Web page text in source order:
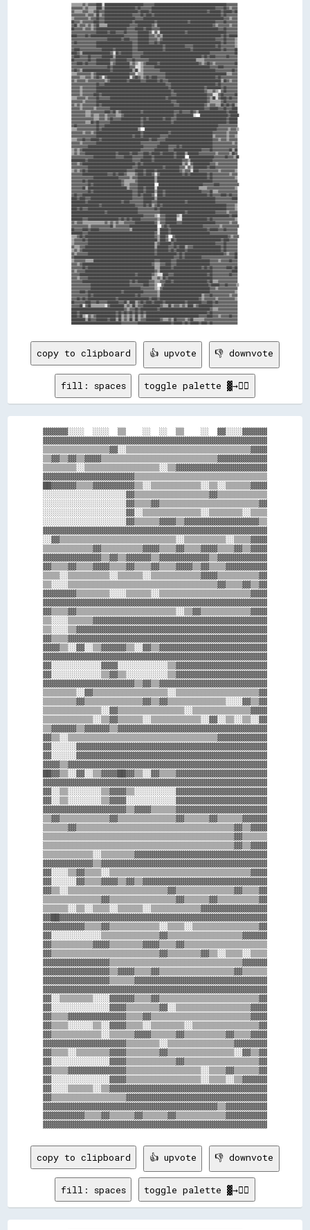
▒▒▒▒▒▒▒▒▓▓▒▒▓▓▓▓▓▓████░░████████████████████████████▓▓▓▓▓▓▓▓████████████████████████████████████████████████████▓▓▓▓▓▓▓▓
▓▓▓▓▓▓▓▓▒▒▓▓▒▒▒▒▒▒████▒▒██████████████████████▓▓██▓▓▓▓▓▓▓▓██████████████████████████████████████████████▓▓▓▓▓▓██▓▓▒▒▓▓▓▓
▓▓▒▒▒▒▒▒▓▓▓▓▒▒▒▒▓▓██▓▓▓▓████████████████████████▓▓██████▓▓████████████████████████████████████████▓▓████████▓▓██████▓▓██
▓▓▓▓▓▓▓▓▓▓▒▒▓▓▓▓▒▒██▒▒▓▓████████████████████▓▓▓▓▓▓██▓▓████▓▓████████████████████████████████████████████████▓▓██▓▓▓▓▓▓▓▓
▒▒▓▓▓▓▓▓▓▓▓▓▒▒▓▓▓▓██▓▓▓▓██████████████████████▓▓▓▓▓▓██████████████████████████████████████████████████████████▓▓▓▓▒▒▓▓▓▓
██▓▓▓▓▒▒▓▓▓▓▓▓▓▓████▓▓▓▓████████████████████▓▓██████████████▓▓██████████████████████▓▓██████████████████▓▓▓▓▓▓██▓▓▓▓▓▓▓▓
▓▓██▒▒▓▓▓▓▒▒▓▓▒▒▓▓██▒▒▒▒▒▒████████████████▓▓▓▓▓▓██████████▓▓▒▒████████████████████████████████████████▓▓▒▒▓▓▓▓▓▓▓▓▒▒▓▓▓▓
██▓▓▓▓▓▓▒▒▓▓▓▓▒▒▓▓██████████████████████▓▓▓▓▓▓██████▓▓████▓▓▓▓▓▓██████████████████████████████████████████▓▓▓▓██▓▓▓▓▓▓▓▓
▓▓▓▓▓▓▓▓▓▓▓▓▓▓▓▓▓▓████████▓▓████▓▓▓▓▓▓██▓▓▓▓▓▓▓▓████████▓▓░░▓▓░░██████████████████▓▓████████████████████████████▓▓▓▓▓▓▓▓
████▓▓▓▓▓▓██▓▓████████████████████████▓▓▓▓▓▓▓▓▓▓████████▓▓▓▓▒▒▓▓▒▒██████████████████████████████████████████▓▓██▓▓██████
▓▓▓▓▓▓▓▓▓▓▓▓▓▓▓▓▓▓▓▓▓▓▓▓▓▓██████████▓▓████▓▓▓▓▓▓████████▓▓▓▓▓▓▒▒▓▓██████████████████████████████████████▓▓▓▓▓▓██▓▓▓▓▓▓▒▒
▓▓██▓▓▓▓▓▓▓▓▓▓▓▓▓▓██████████████████████████▓▓▓▓████████▓▓▓▓██▓▓████████████████████████████████████████████▓▓██▓▓▓▓▓▓▒▒
▓▓▓▓▓▓▓▓▓▓▓▓▓▓▓▓▓▓██████████████████████████▓▓▓▓██████████████████▓▓██████████████▓▓▓▓▓▓████████████████▓▓██▓▓▓▓▓▓▓▓▓▓▒▒
▓▓████▓▓▓▓▓▓▓▓▓▓▓▓▓▓▓▓████████▓▓████████████▓▓▓▓██████████████████▓▓██████████████████▓▓████████████████████▓▓██▓▓▓▓▓▓██
████▓▓▒▒████████████████████▓▓░░██▓▓████████▓▓▓▓▓▓▓▓████████████████████████████████████████████████▓▓▓▓▓▓▓▓▓▓▓▓▓▓▓▓▓▓██
▓▓████▓▓▓▓▓▓██▓▓▓▓▓▓▓▓████████▒▒████████████▓▓▓▓▓▓████████████████████████████████████████████▓▓██▓▓████▓▓▓▓▓▓▓▓██▓▓▓▓▓▓
██▓▓▓▓▓▓▓▓▓▓██▓▓▓▓██████████▓▓▓▓████████▓▓▓▓██▓▓▓▓▓▓▓▓▓▓██████████████████████████████████▒▒▒▒▒▒▓▓▓▓▓▓▓▓▓▓▓▓▓▓▓▓▓▓▓▓▓▓▓▓
▓▓▓▓████▓▓██▓▓▓▓▓▓██████████▒▒▓▓██████████▒▒▓▓▒▒░░▒▒▓▓████████▓▓████████████████████████████▓▓▒▒▓▓██▓▓▒▒▓▓▓▓▓▓▓▓▓▓▓▓▓▓██
▓▓▓▓▓▓▓▓▓▓▓▓▓▓▓▓▓▓▓▓▓▓▓▓▓▓██▓▓████████████▓▓▓▓░░░░▒▒▓▓▓▓▓▓▓▓████████████████████████████████████████▓▓▓▓▓▓████▓▓▓▓▓▓▓▓▓▓
▓▓██▓▓▒▒████████████████████▓▓██████████████▒▒██░░▒▒▓▓▓▓▓▓▓▓▓▓▓▓████████████████████████████████████████▓▓▓▓▓▓▓▓▓▓▓▓██▓▓
▒▒▒▒▓▓▓▓▓▓▓▓▓▓▒▒▓▓████████████████████████▓▓▓▓░░▒▒▒▒▓▓▓▓▓▓▓▓▓▓▓▓▓▓▓▓████████████████████████████████████████████▒▒▒▒▓▓▓▓
▓▓▓▓▓▓▒▒▒▒▓▓▓▓▒▒▓▓██▓▓░░▓▓████████████████░░▓▓██▓▓▒▒▓▓██▓▓████▓▓▓▓▓▓████████████████████████████████████▓▓██▓▓▓▓▓▓▓▓▓▓▓▓
▓▓▒▒▓▓▓▓▓▓▒▒▓▓▓▓▓▓▓▓▓▓▓▓▒▒▓▓████████████▓▓████████▓▓▓▓████████▓▓██▓▓▓▓██████████████████████████████████████▒▒██▓▓▒▒▓▓▓▓
▓▓▓▓▓▓▓▓▓▓▓▓▓▓▓▓▓▓██▓▓▓▓████████████████████████████████████████████▓▓▓▓████████████████████████████████▓▓██▓▓▓▓▓▓▓▓▓▓▓▓
▓▓▓▓▓▓▒▒▓▓▓▓▓▓▓▓▓▓████████████████████████████████████████████████████▓▓████████████████████████▓▓██████████▓▓██▓▓▓▓▓▓▓▓
▓▓▓▓▓▓▒▒▓▓▓▓▓▓▓▓▓▓██████████████████████████████████████████████████████▓▓██████████████████████▓▓▒▒▒▒▓▓▒▒░░▓▓██▓▓▓▓▓▓▓▓
▓▓▓▓▓▓▒▒▓▓▓▓▓▓▓▓████▓▓██████████████████████████████████████████████████▓▓▓▓██████████████████████▓▓▓▓░░░░▓▓██▓▓▓▓▓▓▓▓██
▒▒▒▒▓▓▓▓▓▓▒▒▓▓▓▓▓▓██▓▓▓▓▓▓▓▓████████████████████████████████████████▓▓████████████████████████████▓▓▒▒██░░▓▓████▓▓██▓▓▓▓
▓▓▓▓▓▓▓▓▒▒▓▓▓▓▓▓▓▓██████████████████████████████████████████████████████▓▓▓▓██████████████████████▓▓▒▒▒▒▒▒▒▒▓▓██▓▓▓▓▓▓▓▓
▓▓▒▒▓▓▒▒▓▓▓▓▓▓▓▓▓▓██▓▓████████████████████████████████████████████████████▓▓▓▓██████████████████▓▓▒▒▓▓▓▓▒▒▒▒██▓▓██▓▓██▒▒
▓▓▓▓▓▓▒▒▓▓▓▓▓▓▓▓▒▒▓▓▓▓▓▓▓▓▓▓████████████████████████████████████████████████████████████████████▓▓▓▓██████▓▓▓▓██▓▓▓▓████
▓▓▓▓▓▓▓▓▓▓▒▒▒▒▓▓▓▓▓▓▓▓▓▓████▓▓██▒▒▓▓██████████████▓▓██████████████████████▓▓▓▓██▓▓▓▓▓▓██▓▓▒▒████████████████████▓▓██████
▓▓▓▓▓▓▓▓▓▓▒▒▒▒▓▓▒▒▒▒▓▓▓▓▒▒▓▓▓▓▓▓▒▒▒▒▓▓████████████████████████████████████▓▓████████████░░  ████████████████████▓▓██████
▓▓▓▓▓▓▓▓▓▓▓▓▓▓▓▓▒▒▒▒▓▓▓▓▒▒▓▓██▓▓▓▓▓▓██████████████▓▓██▓▓██████████▓▓████▓▓▓▓████████████████████████████████████▓▓██████
▓▓▓▓▓▓▓▓▓▓▒▒▒▒██▓▓██▓▓▓▓▓▓▓▓██████████████████████▓▓████████████████████▓▓██████████████████████████████████████▓▓██████
▓▓██▓▓▓▓▓▓▓▓▓▓▓▓▓▓██▓▓▓▓██████████████████████████▓▓██████████████████████████████████████████████████████▓▓▓▓▓▓▓▓▓▓▓▓▓▓
▒▒▒▒▓▓▓▓▓▓▓▓▓▓▓▓▓▓██▓▓██████████████████████████▒▒  ████████████████████████████████████████████████████▓▓▓▓▓▓▓▓▒▒▓▓▓▓▒▒
▓▓▓▓▓▓▓▓▒▒▓▓▓▓▒▒▓▓████████████████████████████████▓▓██████████████████▓▓██████████████████████████████▓▓▓▓▓▓▓▓▓▓▒▒▓▓▓▓▓▓
▓▓▓▓▓▓▓▓▓▓▓▓▓▓▓▓▓▓██████████████████████████▓▓████▓▓████████████▓▓▓▓▓▓████████████████████████████████▒▒▓▓▓▓▓▓▓▓▒▒▓▓▓▓▒▒
▒▒▒▒▓▓▓▓██▓▓▓▓██████▓▓██████████████████████████████████▓▓████▓▓▓▓▓▓██████████████████████████████████▓▓▓▓▒▒▓▓▓▓▒▒▓▓▓▓▓▓
▓▓▓▓▓▓▒▒▓▓▓▓▓▓▓▓▓▓████████████████████████████████▓▓▓▓▓▓▓▓▓▓▓▓▓▓██████████████████████████████████████▓▓▓▓▓▓▓▓▓▓▓▓▓▓▒▒▓▓
▓▓▓▓▓▓▓▓▓▓▓▓████████████████████████████████████████▓▓▓▓▓▓▓▓▓▓████████▓▓▓▓▓▓██▓▓██████████████████████▓▓▓▓▓▓▓▓▓▓▓▓▓▓▓▓▓▓
▒▒▓▓▒▒▓▓██████████████████████████████████████████▓▓▓▓▓▓▓▓▓▓██████████▓▓▓▓████████████████████▓▓▓▓▓▓██▓▓▓▓▓▓▓▓▓▓▓▓██▒▒██
▒▒▓▓▒▒▓▓▓▓██████████████████████▓▓████████▓▓████▓▓▓▓████▓▓██████▓▓████████▓▓██████▒▒████████▓▓▓▓▓▓▓▓▓▓▓▓▒▒▓▓▓▓▓▓▓▓▒▒██▓▓
▓▓▓▓▓▓▓▓▓▓▓▓▓▓▓▓████████████████▓▓▓▓▓▓██████▓▓▓▓▓▓▓▓██████▓▓██████████████▓▓██████  ██████████████████▓▓▓▓▓▓▓▓██▓▓▓▓▒▒██
██████████▓▓████████████████████████████████▓▓▓▓▓▓████████▓▓████████████████████▓▓▓▓▒▒████████████████▓▓▓▓▓▓▓▓▓▓▓▓▓▓▓▓▓▓
▓▓▓▓▒▒▓▓██████████████████████████████████████▓▓██▓▓████████████████████████████▒▒▓▓░░▓▓████████████▓▓▓▓▒▒▓▓▓▓▓▓▓▓▓▓▓▓▓▓
▓▓▓▓▓▓▓▓▓▓▓▓████████████████████████████████▓▓▓▓██████████████████▓▓██████████▓▓▓▓░░▓▓▒▒██████████▓▓████▓▓▓▓▓▓▓▓▓▓▓▓▓▓▓▓
▒▒▓▓▒▒▓▓██▓▓████████████████████████████▓▓▓▓▓▓██████▓▓██████▓▓████████████████▓▓▒▒▓▓▓▓░░████▓▓▓▓▓▓▓▓▓▓▓▓▓▓▒▒▓▓▓▓▓▓▓▓▓▓▒▒
▓▓▓▓▓▓▓▓██████████████████▓▓▓▓██▓▓████▓▓▒▒▒▒▒▒▓▓████▓▓████▓▓░░▓▓████████████████▓▓██▓▓████████████▓▓██▓▓▓▓▓▓▓▓▓▓▓▓▒▒▓▓▓▓
▓▓▓▓▓▓▓▓▓▓▓▓▓▓▓▓██████████████████▓▓▓▓▓▓▓▓▒▒▓▓▓▓████████████▒▒████████████████████████████████████▓▓██▓▓▓▓▓▓▓▓▓▓▓▓▓▓▓▓▒▒
▓▓▓▓▓▓▓▓██▓▓████████████████████████▓▓▒▒▒▒▒▒▒▒▓▓████████████▒▒████████████████████████████████████████▓▓▓▓▓▓▓▓▓▓▓▓▓▓▓▓▓▓
▓▓▓▓▓▓▓▓▓▓▓▓██▓▓████████████████████▓▓▒▒▒▒▓▓▓▓▓▓████████████  ████████████████████████████████▓▓▓▓▓▓▓▓████▓▓▓▓▓▓▓▓▓▓▓▓▓▓
▓▓▓▓▓▓▓▓██▒▒████████████████████████████▒▒▓▓▓▓▓▓████▓▓██████░░██████████████████████████████▒▒▒▒▒▒▓▓▓▓▓▓▓▓▓▓▓▓▓▓▓▓▓▓▓▓▒▒
▓▓▓▓▓▓▓▓▓▓▓▓██▓▓████████████████████████████▓▓▓▓████▓▓██████▒▒████▓▓██████████████████████████▓▓▓▓▓▓██▒▒▒▒▓▓▓▓▓▓▓▓▓▓▓▓▓▓
▓▓██▓▓▓▓████████████████████████████████████▓▓▓▓██▓▓██████▓▓░░████▓▓██████████████████████████████▓▓██▓▓▓▓▓▓████▓▓██▓▓▓▓
████▓▓████▓▓▓▓██████████████████████████████▓▓▓▓▓▓▓▓████████▒▒██████████████████████████████████████████▓▓▓▓▓▓▓▓▓▓▓▓████
██████████▓▓████████████████████████▓▓████▓▓▓▓▓▓▓▓▓▓██████▓▓▓▓████████████████████▓▓████████████████████▓▓▓▓▓▓▓▓▓▓▓▓▓▓▓▓
████████████████████▓▓████████████████████████▓▓▓▓▓▓██▓▓██▒▒▓▓██▓▓██████████████████████████████████████████████▓▓▓▓▓▓▒▒
████▓▓██▓▓▓▓████████████████████████████████████▓▓▓▓▓▓▓▓▓▓▓▓██▓▓████████████████████████████████████████████████▓▓▓▓▓▓▒▒
████████████████████████▓▓██████████████████████▓▓▓▓▓▓▓▓▓▓▓▓▓▓▓▓██████████████████▓▓████████████████████▓▓▓▓▓▓▓▓▒▒▓▓▓▓▓▓
████████████████████████████████████████████████████▓▓▓▓▓▓▓▓▒▒░░▓▓▓▓████████▒▒░░██████████████████████████████████▓▓████
████████▓▓▓▓██████████████████████▓▓██▓▓██▓▓██████▓▓▓▓▓▓▓▓▓▓▓▓▒▒▓▓▓▓████████░░░░██████████████████▓▓██▓▓▓▓▓▓▓▓▓▓▓▓▓▓▓▓▒▒
▓▓▒▒▓▓▓▓▒▒▒▒▒▒▒▒▒▒▒▒▒▒▒▒▓▓▒▒▓▓▒▒▓▓▒▒▒▒▓▓▓▓▓▓▓▓██████████████▓▓░░▓▓▓▓████████▓▓▓▓████████████████████████▓▓▓▓▓▓▓▓▓▓▒▒▓▓▓▓
▓▓▓▓▓▓▓▓▓▓▓▓▒▒▓▓▓▓▓▓▓▓▓▓▓▓▓▓██▒▒▓▓▓▓▓▓▓▓▓▓████████████████████  ▓▓██▓▓████████████████████████▓▓▓▓▓▓▓▓▓▓▓▓▒▒▓▓▓▓▓▓▓▓▓▓▓▓
██▓▓▓▓▓▓████▓▓██████▓▓▓▓▓▓▓▓▓▓▓▓▓▓▓▓▓▓▓▓▓▓▒▒██████████████████░░██████▓▓██████████████████████████▓▓██████▓▓▓▓██▓▓▓▓▓▓▓▓
████████▓▓▓▓████████████████████████████████████████████████▓▓░░██████▓▓████████████████████████████▓▓▓▓▓▓▓▓▓▓▓▓▓▓▓▓▓▓▓▓
▒▒▒▒▓▓██▓▓██████████████████████████████████████████████████▓▓▒▒████▓▓  ▓▓██████████████████████████████████████▓▓▒▒▓▓▓▓
▒▒▓▓▓▓▓▓██▓▓██████████████████████████████████████████████████▒▒████▓▓░░██▓▓████████████████████████████████▓▓████▓▓▓▓▓▓
▒▒▓▓▓▓▓▓▓▓▓▓████████████████████████████████████████████████▒▒▓▓████████▓▓██████████████████████████████▓▓▓▓▓▓██▓▓▓▓▓▓▓▓
▓▓▒▒▒▒▓▓▓▓██████████████████████████████████████████████████▒▒████████▓▓▓▓██▓▓████▒▒▓▓▓▓████████████████████▓▓██▓▓▓▓▓▓▓▓
▒▒▓▓▒▒▓▓████████████████████████████████████████████████████▓▓████████▓▓██▓▓██████▓▓████████████████████████▓▓██▓▓▓▓▓▓▓▓
▓▓▒▒▓▓▓▓▓▓▓▓████████████████████████████████████████████████▓▓██████████████▓▓██▓▓████████████████████████████▓▓▒▒▓▓▓▓██
▓▓████████████████████████████████████████████████████████████████████████▓▓▓▓██▓▓████████████▓▓▓▓▓▓▓▓▓▓▓▓▓▓▓▓▓▓▓▓▓▓▓▓██
▒▒▓▓▓▓▓▓▓▓▒▒▒▒▒▒████████████████████████████████████████████▓▓▓▓████████▓▓▓▓████████████████████████▓▓▓▓▓▓▒▒▓▓▓▓▓▓██▓▓▓▓
▓▓▓▓▒▒▓▓██████████████████████████████████████████████████▓▓▒▒▒▒▓▓▓▓████▓▓▓▓████████████████████████▓▓▓▓▓▓▓▓▓▓▓▓▓▓▓▓▓▓▓▓
▓▓▓▓▓▓▓▓██▓▓████████████████████████████████████████████████▒▒▒▒████████▓▓████████████████████▓▓██▓▓██▓▓▓▓▓▓▓▓▓▓████▓▓██
▓▓▒▒▓▓▓▓▓▓██████████████████████████████████████████████████▓▓▒▒██████████████████████████████████████▓▓▓▓▓▓▓▓▓▓▓▓▓▓████
▓▓▓▓▓▓████████████████████████████████████████▓▓██████████▓▓▒▒░░░░████▓▓▓▓████████████████████████▓▓██▓▓▓▓▓▓▓▓▓▓▓▓██▓▓▓▓
▓▓▓▓▒▒▓▓▓▓▓▓██████████████████████████████████████████████▒▒▒▒▓▓▒▒██▓▓████████████████████████████████▓▓▓▓▓▓▓▓▓▓▓▓▓▓▓▓▓▓
▓▓▓▓▓▓▓▓██████████████████████████████████▓▓██▓▓████████▓▓▓▓▒▒▒▒▓▓▓▓████▓▓████████████████████████▓▓██▒▒▒▒▓▓▓▓▓▓▓▓▓▓▓▓▓▓
▓▓▓▓▓▓▓▓▓▓▓▓▓▓████████████████████████████▓▓▓▓▓▓▓▓▓▓████▓▓▓▓▒▒  ▓▓████████████████████████████████▓▓██████▓▓▓▓██▓▓▓▓▓▓▒▒
▓▓▓▓▓▓▓▓▓▓▓▓▓▓████████████████████████████████████▓▓▓▓▓▓▓▓▓▓▒▒░░▓▓████████████
copy to clipboard 👍 upvote 👎 downvote
fill: spaces toggle palette ▓→✊🏽
▓▓▓▓▓▓░░░░  ░░░░  ▒▒    ░░  ░░  ▒▒    ░░  ▓▓░░░░▓▓▓▓▓▓
▓▓▓▓▓▓▓▓▓▓▓▓▓▓▓▓▓▓▓▓▓▓▓▓▓▓▓▓▓▓▓▓▓▓▓▓▓▓▓▓▓▓▓▓▓▓▓▓▓▓▓▓▓▓
▒▒▒▒▒▒▒▒▒▒▒▒▒▒▒▒▓▓░░▒▒▒▒▒▒▒▒▒▒▒▒▒▒▒▒▒▒▒▒▒▒▒▒▒▒▒▒▒▒▓▓▓▓
▒▒▓▓▒▒▓▓▒▒▓▓▓▓▒▒▒▒▒▒▒▒▒▒▒▒▒▒▒▒▒▒▒▒▒▒▒▒▒▒▒▒▓▓▓▓▓▓▓▓▓▓▓▓
▒▒▒▒▒▒▒▒░░▒▒▒▒▒▒▒▒▒▒▒▒▒▒▒▒▒▒░░▒▒▓▓▓▓▓▓▓▓▓▓▓▓▓▓▓▓▓▓▓▓▓▓
▓▓▓▓▓▓▓▓▓▓▓▓▓▓▓▓▓▓▓▓▓▓▒▒▒▒▒▒▒▒▒▒▒▒▒▒▒▒▒▒▒▒▒▒▒▒▒▒▒▒▒▒▒▒
██▓▓▓▓▓▓▒▒▒▒▓▓▓▓▓▓▓▓▓▓▒▒░░▒▒▒▒▒▒▒▒▒▒▒▒░░▒▒░░▒▒▒▒▒▒▓▓▓▓
░░░░░░░░░░░░░░░░░░░░▓▓▒▒▒▒▒▒▒▒▒▒▒▒▒▒▒▒▒▒▓▓▒▒▒▒▒▒▒▒▒▒▒▒
░░░░░░░░░░░░░░░░░░░░▓▓▒▒▒▒▓▓▒▒▒▒▒▒▒▒▒▒▒▒▒▒▒▒▒▒▒▒▒▒▒▒▓▓
░░░░░░░░░░░░░░░░░░░░▓▓░░▒▒▒▒▒▒▒▒▒▒▒▒▒▒░░▒▒▒▒▒▒▒▒░░▒▒▒▒
░░░░░░░░░░░░░░░░░░░░▓▓▒▒▒▒▒▒▓▓▓▓▒▒▓▓▓▓▓▓▓▓▓▓▓▓▓▓▓▓▓▓▒▒
▓▓▓▓▓▓▓▓▓▓▓▓▓▓▓▓▓▓▓▓▓▓▓▓▓▓▓▓▓▓▓▓▓▓▓▓▓▓▓▓▓▓▓▓▓▓▓▓▓▓▓▓▓▓
░░▓▓▒▒▒▒▒▒▒▒▒▒▒▒▒▒▒▒▒▒▒▒▒▒▒▒▒▒▒▒░░▒▒▒▒▒▒▒▒▒▒░░▒▒▒▒▓▓▓▓
▒▒▒▒▒▒▒▒▒▒▒▒▓▓▒▒▒▒▒▒▒▒▒▒▓▓▓▓▒▒▒▒▓▓▒▒▒▒▓▓▓▓▒▒▒▒▓▓▒▒▓▓▓▓
▓▓▓▓▓▓▓▓▓▓▓▓▓▓▒▒▓▓▒▒▓▓▓▓▓▓▒▒▓▓▓▓▓▓▓▓▓▓▓▓▒▒▓▓▓▓▓▓▓▓▓▓▓▓
▓▓▒▒▒▒▓▓▒▒▒▒▓▓▓▓▒▒▒▒▓▓▒▒▒▒▓▓▒▒▒▒▓▓▓▓▒▒▓▓▒▒▒▒▓▓▓▓▓▓▓▓▓▓
▒▒▒▒░░▒▒▒▒▒▒▒▒▒▒░░▒▒▒▒▒▒░░▒▒▒▒▒▒▒▒▒▒▒▒▓▓▓▓▒▒▒▒▒▒▒▒▒▒▓▓
▒▒░░░░▒▒▒▒▒▒▒▒▒▒▒▒▒▒▒▒▒▒▒▒▒▒▒▒▒▒▒▒▒▒▒▒▒▒▒▒▓▓▒▒▒▒▓▓▒▒▓▓
▓▓▓▓▓▓▓▓▒▒▒▒▒▒▒▒░░░░▒▒▒▒▒▒░░▒▒▒▒▒▒▒▒▒▒▒▒▒▒▒▒▒▒▒▒▒▒▓▓▓▓
▓▓▓▓▓▓▓▓▓▓▓▓▓▓▓▓▓▓▓▓▓▓▓▓▓▓▓▓▓▓▓▓▓▓▓▓▓▓▓▓▓▓▓▓▓▓▓▓▓▓▓▓▓▓
▓▓▒▒▒▒▓▓▒▒▒▒▒▒▒▒▒▒▒▒▒▒▒▒▒▒▒▒▒▒▒▒░░▒▒▓▓▒▒▒▒▒▒▒▒▒▒▒▒▓▓▓▓
▒▒░░░░▒▒▒▒▒▒▓▓▓▓▓▓▓▓▓▓▓▓▓▓▓▓▓▓▓▓▓▓▓▓▓▓▓▓▓▓▓▓▓▓▓▓▓▓▓▓▓▓
▒▒░░░░▒▒▓▓▓▓▓▓▓▓▓▓▓▓▓▓▓▓▓▓▓▓▓▓▓▓▓▓▓▓▓▓▓▓▓▓▓▓▓▓▓▓▓▓▓▓▓▓
▓▓▒▒▒▒▓▓▓▓▓▓▓▓▓▓▓▓▓▓▓▓▓▓▓▓▓▓▓▓▓▓▓▓▓▓▓▓▓▓▓▓▓▓▓▓▓▓▓▓▓▓▓▓
▓▓▓▓▒▒░░▓▓░░▒▒▓▓▓▓▓▓▒▒░░▓▓▒▒▓▓▓▓▓▓▓▓▓▓▓▓▓▓▓▓▓▓▓▓▓▓▓▓▓▓
▓▓▓▓▓▓▓▓▓▓▓▓▓▓▓▓▓▓▓▓▓▓▓▓▓▓▓▓▓▓▓▓▓▓▓▓▓▓▓▓▓▓▓▓▓▓▓▓▓▓▓▓▓▓
▓▓░░░░░░░░░░░░▓▓▓▓░░░░░░░░░░░░▒▒▓▓▓▓▓▓▓▓▓▓▓▓▓▓▓▓▓▓▓▓▓▓
▓▓░░░░░░░░░░░░▒▒▓▓▒▒░░░░░░░░░░▒▒▓▓▓▓▓▓▓▓▓▓▓▓▓▓▓▓▓▓▓▓▓▓
▓▓▓▓▓▓▓▓▓▓▓▓▓▓▓▓▓▓▓▓▓▓▒▒▓▓▒▒▓▓▓▓▓▓▓▓▓▓▓▓▓▓▓▓▓▓▓▓▓▓▓▓▓▓
▒▒▒▒▒▒▒▒░░▓▓▒▒▒▒▒▒▒▒▒▒▒▒▒▒▒▒▒▒░░▒▒▒▒▒▒▒▒▒▒▒▒▒▒▒▒▒▒▒▒▓▓
▒▒▒▒▒▒▒▒▓▓▒▒▒▒▒▒▒▒▒▒▒▒▒▒▓▓▒▒▓▓▒▒▒▒▒▒▒▒▒▒▒▒▒▒░░░░▓▓▒▒▓▓
▒▒▒▒▒▒▒▒▒▒▒▒▒▒░░▓▓▒▒▒▒▒▒▒▒▒▒▒▒▒▒▒▒░░▒▒▒▒▒▒▒▒▒▒▒▒▒▒▓▓▓▓
▒▒▒▒▒▒▒▒▒▒▒▒░░▒▒▓▓▒▒▒▒▒▒░░▒▒▒▒▒▒▒▒▒▒▒▒░░▓▓░░▒▒░░▒▒░░▓▓
▒▒▓▓▓▓▓▓▒▒▓▓▓▓▓▓▒▒▓▓▓▓▓▓▓▓▓▓▓▓▓▓▓▓▓▓▓▓▓▓▓▓▓▓▓▓▓▓▓▓▓▓▓▓
▓▓▒▒░░▒▒▒▒▒▒▒▒▒▒▒▒▒▒▒▒▒▒▒▒▒▒▒▒▒▒▒▒▒▒▒▒▒▒▒▒▓▓▓▓▓▓▓▓▓▓▓▓
▓▓░░░░░░▓▓▓▓▓▓▓▓▓▓▓▓▓▓▓▓▓▓▓▓▓▓▓▓▓▓▓▓▓▓▓▓▓▓▓▓▓▓▓▓▓▓▓▓▓▓
▓▓░░░░░░▓▓▓▓▓▓▓▓▓▓▓▓▓▓▓▓▓▓▓▓▓▓▓▓▓▓▓▓▓▓▓▓▓▓▓▓▓▓▓▓▓▓▓▓▓▓
▓▓▓▓▒▒▓▓▓▓▓▓▓▓▓▓▓▓▓▓▓▓▓▓▓▓▓▓▓▓▓▓▓▓▓▓▓▓▓▓▓▓▓▓▓▓▓▓▓▓▓▓▓▓
██▓▓▒▒░░▓▓░░▒▒▓▓▓▓██▓▓▒▒░░▓▓▒▒▒▒▓▓▓▓▓▓▓▓▓▓▓▓▓▓▓▓▓▓▓▓▓▓
▓▓▓▓▓▓▓▓▓▓▓▓▓▓▓▓▓▓▓▓▓▓▓▓▓▓▓▓▓▓▓▓▓▓▓▓▓▓▓▓▓▓▓▓▓▓▓▓▓▓▓▓▓▓
▓▓░░▒▒░░░░░░░░▒▒▓▓▓▓▒▒░░░░░░░░░░▓▓▓▓▓▓▓▓▓▓▓▓▓▓▓▓▓▓▓▓▓▓
▓▓░░▒▒░░░░░░░░▒▒▓▓▓▓░░░░░░░░░░░░▓▓▓▓▓▓▓▓▓▓▓▓▓▓▓▓▓▓▓▓▓▓
▓▓▓▓▓▓▓▓▓▓▓▓▓▓▓▓▓▓▓▓▒▒▓▓▓▓▒▒▒▒▒▒▓▓▓▓▓▓▓▓▓▓▓▓▓▓▓▓▓▓▓▓▓▓
▒▒▓▓▒▒▒▒▒▒▒▒▒▒▒▒▓▓▒▒▒▒▒▒▒▒▒▒▒▒▒▒▓▓▒▒▒▒▒▒▓▓▒▒▒▒▒▒▓▓▓▓▓▓
▒▒▒▒▒▒▓▓▒▒▒▒▒▒▒▒▒▒▒▒▒▒▒▒▒▒▒▒▒▒▒▒▒▒▒▒▒▒▒▒▒▒▒▒▒▒▓▓▒▒▓▓▓▓
▒▒▒▒▒▒▒▒▒▒▒▒▒▒▒▒▒▒▒▒▒▒▒▒▒▒▒▒▒▒▒▒▒▒▒▒▒▒▒▒▒▒▒▒▒▒▓▓▒▒▒▒▒▒
▒▒▒▒▒▒▒▒▒▒▒▒▒▒▒▒▒▒▒▒▒▒▒▒▒▒▒▒▒▒▒▒▒▒▒▒▒▒▒▒▒▒▒▒▒▒▓▓▒▒▓▓▓▓
▒▒▒▒▒▒▒▒▒▒▒▒░░▒▒▒▒▒▒▒▒▓▓▓▓▓▓▓▓▓▓▓▓▓▓▓▓▓▓▓▓▓▓▓▓▓▓▓▓▓▓▓▓
▓▓▓▓▓▓▓▓▓▓▓▓▒▒▓▓▓▓▓▓▓▓▓▓▓▓▓▓▓▓▓▓▓▓▓▓▓▓▓▓▓▓▓▓▓▓▓▓▓▓▓▓▓▓
▓▓░░░░▒▒▓▓▒▒▒▒░░▒▒▒▒▒▒▒▒▒▒▒▒▒▒▒▒▒▒▒▒▒▒▒▒▒▒▒▒▒▒▒▒▒▒▓▓▓▓
▓▓░░░░░░▓▓▒▒▒▒▓▓▓▓▒▒▓▓▒▒▓▓▓▓▓▓▓▓▓▓▓▓▓▓▓▓▓▓▓▓▓▓▓▓▓▓▓▓▓▓
▓▓▒▒░░▒▒▒▒▒▒▒▒▒▒▒▒▒▒▒▒▒▒▒▒▒▒▒▒▓▓▒▒▒▒▒▒▒▒▒▒▒▒▒▒▓▓▒▒▒▒▓▓
▒▒▒▒▒▒▒▒▒▒▒▒▒▒▓▓▒▒▒▒▒▒▒▒▒▒▒▒▒▒▒▒▓▓▒▒▒▒▒▒▓▓▒▒▒▒▒▒▒▒▒▒▓▓
▒▒▒▒▒▒░░▒▒░░▒▒▒▒░░▒▒▒▒▒▒░░▒▒▒▒▒▒▒▒▒▒▒▒▓▓▓▓▓▓▓▓▓▓▓▓▓▓▓▓
▓▓██▓▓▓▓▓▓▓▓▓▓▓▓▓▓▓▓▓▓▓▓▓▓▓▓▓▓▓▓▓▓▓▓▓▓▓▓▓▓▓▓▓▓▓▓▓▓▓▓▓▓
▓▓▓▓▓▓▓▓▓▓▒▒▒▒▓▓▒▒▒▒▒▒▒▒▒▒▒▒░░▒▒▒▒░░▒▒▒▒▒▒▒▒▒▒▒▒▒▒▒▒▓▓
▓▓░░░░░░░░░░░░▒▒▒▒▒▒▒▒▒▒▒▒▒▒▓▓▒▒▒▒▒▒▒▒▒▒▒▒▒▒▒▒▒▒▓▓▓▓▓▓
▓▓▒▒▒▒▒▒▒▒▒▒▓▓▓▓▒▒▒▒▒▒▒▒▓▓▓▓▒▒▒▒▓▓▒▒▒▒▒▒▒▒▒▒▒▒▒▒▒▒▒▒▒▒
▓▓▒▒▒▒▒▒▒▒▒▒▒▒▒▒▒▒▒▒▒▒▒▒▒▒▒▒▓▓▒▒▒▒▒▒▒▒▓▓▒▒░░▒▒▒▒░░▒▒▒▒
▓▓▓▓▓▓▓▓▓▓▓▓▓▓▓▓▒▒▒▒▒▒▒▒▒▒▒▒▒▒▒▒▒▒▒▒▒▒▒▒▒▒▒▒▒▒▒▒▓▓▓▓▓▓
▓▓▓▓▓▓▓▓▓▓▓▓▓▓▓▓▒▒▓▓▓▓▒▒▒▒▓▓▒▒▒▒▒▒▒▒▒▒▒▒▒▒▒▒▒▒▓▓▒▒▒▒▒▒
▓▓▓▓▓▓▓▓▓▓▓▓▓▓▓▓▒▒▒▒▒▒▓▓▓▓▓▓▓▓▓▓▓▓▓▓▓▓▓▓▓▓▓▓▓▓▓▓▓▓▓▓▓▓
▓▓▓▓▓▓▓▓▓▓▓▓▓▓▓▓▓▓▓▓▓▓▓▓▓▓▓▓▓▓▓▓▓▓▓▓▓▓▓▓▓▓▓▓▓▓▓▓▓▓▓▓▓▓
▓▓░░▒▒▒▒▒▒▒▒░░░░▓▓▓▓▓▓▒▒▒▒▓▓▒▒▒▒▒▒▒▒▒▒▒▒▒▒▒▒▒▒▒▒▒▒▒▒▓▓
▓▓░░░░░░░░░░░░░░▓▓▓▓▒▒▒▒▒▒▒▒▓▓░░▒▒▒▒▒▒▒▒▒▒▒▒▒▒▒▒▒▒▓▓▓▓
▓▓▒▒▒▒▓▓▓▓▓▓▓▓▓▓▓▓▓▓▒▒▒▒▓▓▒▒▒▒▒▒▒▒▒▒▒▒▒▒▒▒▒▒▒▒▒▒▒▒▓▓▓▓
▓▓▒▒▒▒░░░░░░▒▒░░▓▓▓▓▒▒▒▒░░▒▒▒▒▒▒▒▒░░▒▒▒▒▒▒▒▒▒▒▒▒▒▒▒▒▓▓
▓▓▒▒▒▒▒▒▒▒▒▒▒▒░░▒▒▒▒▒▒▓▓▓▓▒▒▒▒▒▒▓▓▒▒▒▒▒▒▒▒▒▒▓▓▒▒▒▒▓▓▓▓
▓▓▓▓▓▓▓▓▓▓▓▓▓▓▓▓▓▓▓▓▒▒▒▒▒▒▒▒░░▒▒▒▒▒▒▒▒▒▒▒▒▒▒▒▒▓▓▓▓▓▓▓▓
▓▓▒▒▒▒░░▒▒▒▒▒▒▒▒▓▓▓▓▒▒▒▒▒▒▒▒▓▓▒▒▒▒▒▒▒▒▒▒▒▒▒▒▒▒░░▓▓▒▒▓▓
▓▓░░░░░░░░░░░░░░▓▓▓▓▒▒▒▒▒▒▒▒▒▒▒▒▓▓▒▒▒▒▒▒▒▒▒▒▒▒▒▒▒▒▒▒▓▓
▓▓▒▒▒▒▓▓▓▓▓▓▓▓▓▓▓▓▓▓▒▒▒▒▒▒▒▒▒▒▒▒▒▒▒▒▒▒░░▒▒▒▒▓▓▒▒▒▒▒▒▓▓
▓▓░░░░░░░░░░░░░░▓▓▓▓▒▒▒▒▒▒▒▒▒▒▒▒▒▒▒▒▒▒░░▒▒▒▒░░▒▒▓▓▓▓▓▓
▓▓░░░░▒▒▒▒▒▒░░▒▒▓▓▓▓▓▓▓▓▓▓▓▓▓▓▓▓▓▓▓▓▓▓▓▓▓▓▓▓▓▓▓▓▓▓▓▓▓▓
▓▓▒▒▒▒▒▒▒▒▒▒▒▒▒▒▒▒▒▒▓▓▓▓▓▓▓▓▓▓▓▓▓▓▓▓▓▓▓▓▓▓▓▓▓▓▓▓▓▓▓▓▓▓
▓▓▓▓▓▓▓▓▓▓▓▓▓▓▓▓▓▓▓▓▓▓▓▓▓▓▓▓▓▓▓▓▓▓▓▓▓▓▓▓▓▓▒▒▓▓▓▓▓▓▓▓▓▓
▓▓▓▓▓▓▓▓▓▓▒▒▒▒▓▓▒▒▒▒▒▒▓▓▒▒▒▒▒▒▓▓▒▒▒▒▒▒▒▒▒▒▒▒▓▓▓▓▓▓▓▓▓▓
copy to clipboard 👍 upvote 👎 downvote
fill: spaces toggle palette ▓→✊🏽